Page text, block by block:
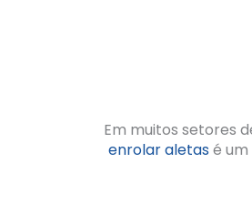
Em muitos setores
enrolar aletasé um